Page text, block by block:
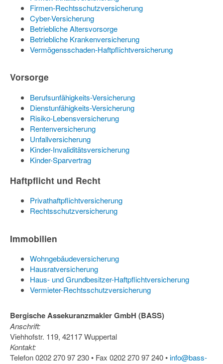
Firmen-Rechtsschutzversicherung
Cyber-Versicherung
Betriebliche Altersvorsorge
Betriebliche Krankenversicherung
Vermögensschaden-Haftpflichtversicherung
Vorsorge
Berufsunfähigkeits-Versicherung
Dienstunfähigkeits-Versicherung
Risiko-Lebensversicherung
Rentenversicherung
Unfallversicherung
Kinder-Invaliditätsversicherung
Kinder-Sparvertrag
Haftpflicht und Recht
Privathaftpflichtversicherung
Rechtsschutzversicherung
Immobilien
Wohngebäudeversicherung
Hausratversicherung
Haus- und Grundbesitzer-Haftpflichtversicherung
Vermieter-Rechtsschutzversicherung
Bergische Assekuranzmakler GmbH (BASS)
Anschrift:
Viehhofstr. 119, 42117 Wuppertal
Kontakt:
Telefon 0202 270 97 230 • Fax 0202 270 97 240 •info@bass-